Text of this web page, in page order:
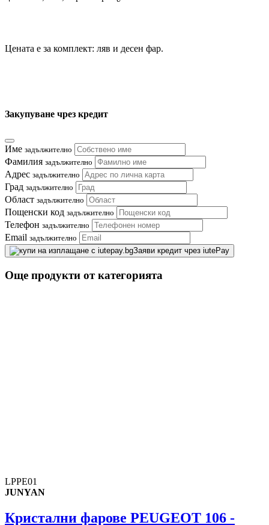
Цената е за комплект: ляв и десен фар.
Закупуване чрез кредит
Име задължително
Фамилия задължително
Адрес задължително
Град задължително
Област задължително
Пощенски код задължително
Телефон задължително
Email задължително
Заяви кредит чрез iutePay
Още продукти от категорията
LPPE01
JUNYAN
Кристални фарове PEUGEOT 106 -